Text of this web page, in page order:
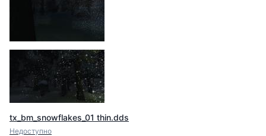
tx_bm_snowflakes_01 thin.dds
Недоступно